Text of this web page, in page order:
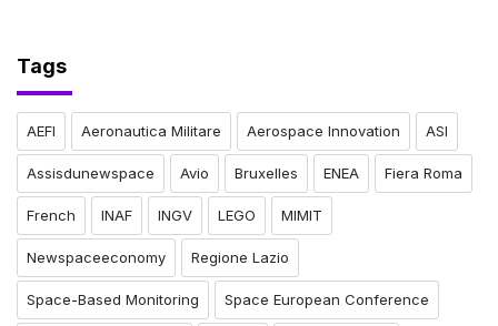
Tags
AEFI Aeronautica Militare Aerospace Innovation ASI
Assisdunewspace Avio Bruxelles ENEA Fiera Roma
French INAF INGV LEGO MIMIT
Newspaceeconomy Regione Lazio
Space-Based Monitoring Space European Conference